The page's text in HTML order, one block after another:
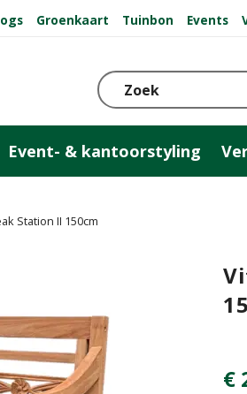
Station II 150cm
Groenkaart Tuinbon Events
Event- & kantoorstyling
€